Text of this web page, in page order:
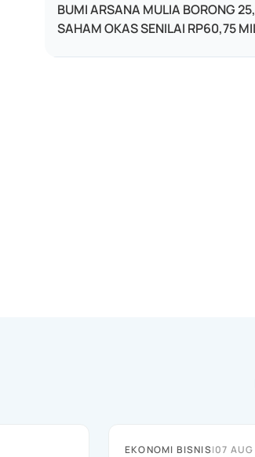
BUMI ARSANA MULIA BORONG
SAHAM OKAS SENILAI RP60,75
EKONOMI BISNIS|07